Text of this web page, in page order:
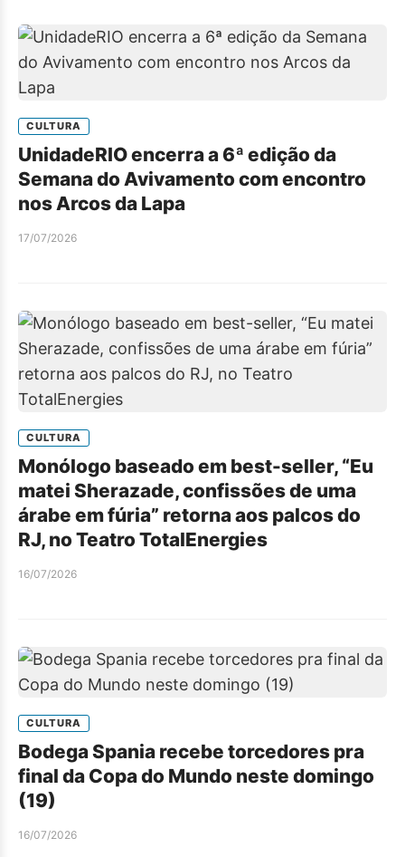
CULTURA
UnidadeRIO encerra a 6ª edição da
Semana do Avivamento com encontro
nos Arcos da Lapa
17/07/2026
CULTURA
Monólogo baseado em best-seller, “Eu
matei Sherazade, confissões de uma
árabe em fúria” retorna aos palcos do
RJ, no Teatro TotalEnergies
16/07/2026
CULTURA
Bodega Spania recebe torcedores pra
final da Copa do Mundo neste domingo
(19)
16/07/2026